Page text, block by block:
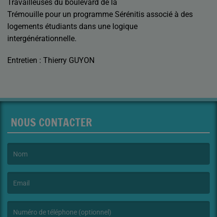
Travailleuses du boulevard de la
Trémouille pour un programme Sérénitis associé à des
logements étudiants dans une logique
intergénérationnelle.
Entretien : Thierry GUYON
NOUS CONTACTER